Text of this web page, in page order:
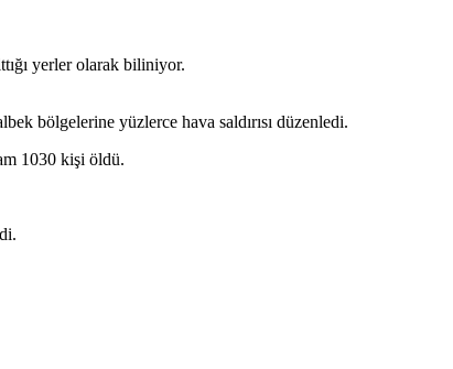
yerler olarak biliniyor.
bölgelerine yüzlerce hava saldırısı düzenledi.
1030 kişi öldü.